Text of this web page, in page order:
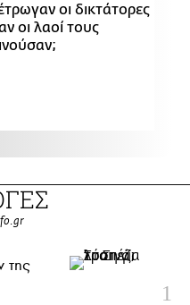
οι δικτάτορες
οι λαοί τους
της